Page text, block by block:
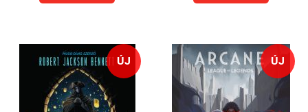
ÚJ ÚJ